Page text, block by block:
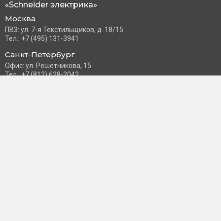
«Schneider электрика»
Москва
ПВЗ: ул. 7-я Текстильщиков, д. 18/15
Тел.: +7 (495) 131-3941
Санкт-Петербург
Офис: ул. Решетникова, 15
Тел.: +7 (812) 628-2042